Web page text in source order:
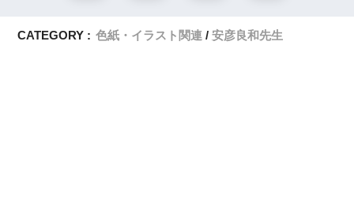
CATEGORY : 色紙・イラスト関連 安彦良和先生